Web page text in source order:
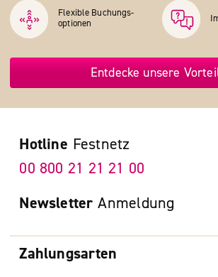
Flexible Buchungs­
optionen
Entdecke unsere
Zahlungsarten
Hotline Festnetz
00 800 21 21 21 00
Newsletter Anmeldung